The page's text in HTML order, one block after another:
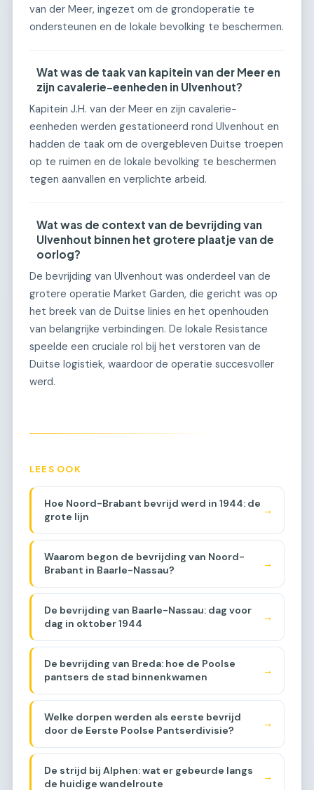
van der Meer, ingezet om de grondoperatie te
ondersteunen en de lokale bevolking te beschermen.
Wat was de taak van kapitein van der Meer en
zijn cavalerie-eenheden in Ulvenhout?
Kapitein J.H. van der Meer en zijn cavalerie-
eenheden werden gestationeerd rond Ulvenhout en
hadden de taak om de overgebleven Duitse troepen
op te ruimen en de lokale bevolking te beschermen
tegen aanvallen en verplichte arbeid.
Wat was de context van de bevrijding van
Ulvenhout binnen het grotere plaatje van de
oorlog?
De bevrijding van Ulvenhout was onderdeel van de
grotere operatie Market Garden, die gericht was op
het breek van de Duitse linies en het openhouden
van belangrijke verbindingen. De lokale Resistance
speelde een cruciale rol bij het verstoren van de
Duitse logistiek, waardoor de operatie succesvoller
werd.
LEES OOK
Hoe Noord-Brabant bevrijd werd in 1944: de
grote lijn
→
Waarom begon de bevrijding van Noord-
Brabant in Baarle-Nassau?
→
De bevrijding van Baarle-Nassau: dag voor
dag in oktober 1944
→
De bevrijding van Breda: hoe de Poolse
pantsers de stad binnenkwamen
→
Welke dorpen werden als eerste bevrijd
door de Eerste Poolse Pantserdivisie?
→
De strijd bij Alphen: wat er gebeurde langs
de huidige wandelroute
→